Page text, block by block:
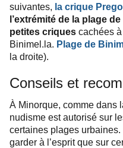
suivantes, la crique
l’extrémité de la plage de
petites criques cachées
Binimel.la. Plage de
la droite).
Conseils et
À Minorque, comme dans
nudisme est autorisé sur
certaines plages
garder à l’esprit que sur